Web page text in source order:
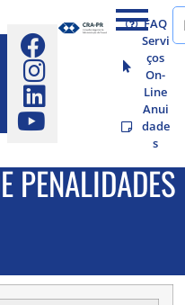
FAQ
Servi
ços
On-
Line
Anui
dade
s
PENALIDADES